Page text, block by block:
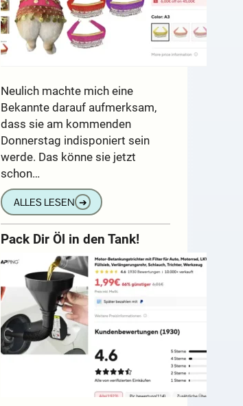
Neulich machte mich eine
Bekannte darauf aufmerksam,
dass sie am kommenden
Donnerstag indisponiert sein
werde. Das könne sie jetzt
schon…
ALLES LESEN ➔
Pack Dir Öl in den Tank!